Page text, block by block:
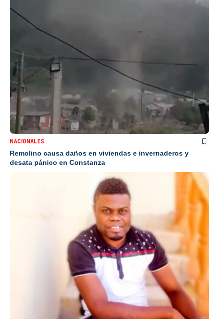
NACIONALES
Remolino causa daños en viviendas e invernaderos y
desata pánico en Constanza